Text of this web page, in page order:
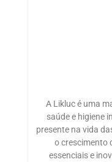
A Likluc é uma
saúde e higiene
presente na vida
o crescimento
essenciais e